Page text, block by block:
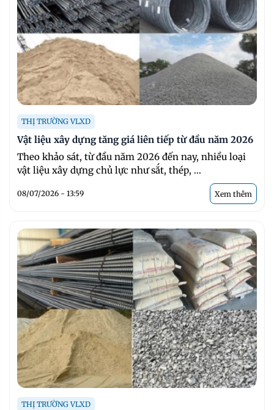
THỊ TRƯỜNG VLXD
Vật liệu xây dựng tăng giá liên tiếp từ đầu năm 2026
Theo khảo sát, từ đầu năm 2026 đến nay, nhiều loại
vật liệu xây dựng chủ lực như sắt, thép, ...
08/07/2026 - 13:59 Xem thêm
THỊ TRƯỜNG VLXD